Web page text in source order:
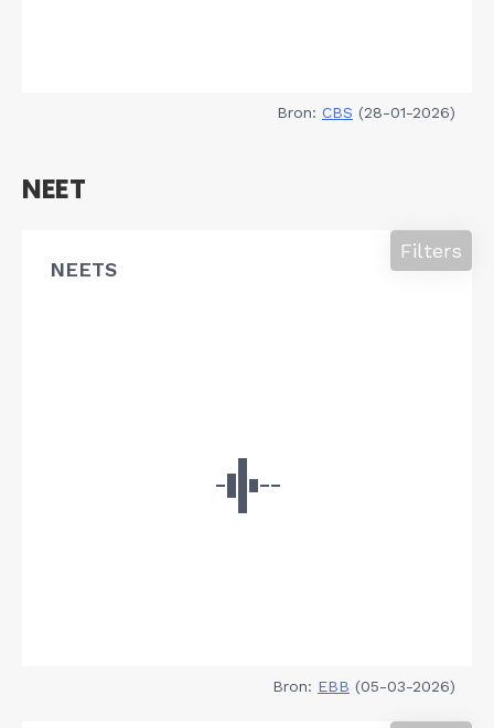
Bron: CBS (28-01-2026)
NEET
NEETS
Filters
Bron: EBB (05-03-2026)